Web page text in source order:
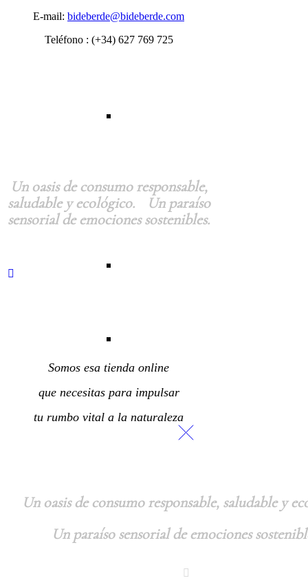
E-mail: bideberde@bideberde.com
Teléfono : (+34) 627 769 725
Un oasis de consumo responsable,
saludable y ecológico. Un paraíso
sensorial de emociones sostenibles.
Somos esa tienda online
que necesitas para impulsar
tu rumbo vital a la naturaleza
Un oasis de consumo responsable, saludable y
Un paraíso sensorial de emociones